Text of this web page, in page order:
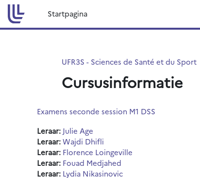
Ga naar hoofdinhoud
Startpagina
UFR3S - Sciences de Santé et du Sport
Cursusinformatie
Examens seconde session M1 DSS
Leraar: Julie Age
Leraar:Wajdi Dhifli
Leraar: Florence Loingeville
Leraar: Fouad Medjahed
Leraar: Lydia Nikasinovic